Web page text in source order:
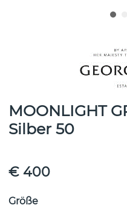
MOONLIGHT
Silber 50
€ 400
Größe